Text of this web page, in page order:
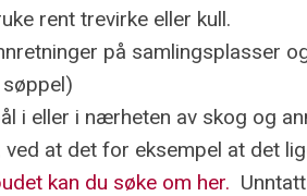
rent trevirke eller kull.
på samlingsplasser
i eller i nærheten av skog og
ved at det for eksempel at det
kan du søke om her.